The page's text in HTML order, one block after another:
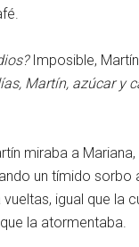
Imposible,
Martín, azúcar y
miraba a
un tímido sorbo
igual que la
la atormentaba.